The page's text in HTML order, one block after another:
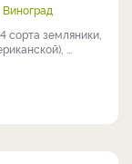
Виноград
сорта земляники,
...